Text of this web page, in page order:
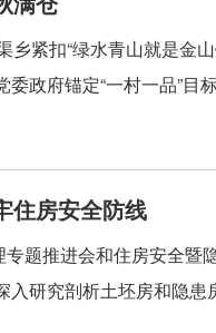
紧扣“绿水青山就是金
政府锚定“一村一品”目
住房安全防线
题推进会和住房安全暨
研究剖析土坯房和隐患